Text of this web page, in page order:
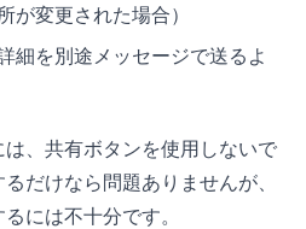
が変更された場合）
詳細を別途メッセージで送るよ
、共有ボタンを使用しないで
だけなら問題ありませんが、
には不十分です。